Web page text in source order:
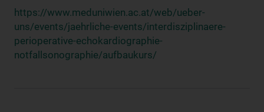
https://www.meduniwien.ac.at/web/ueber-
uns/events/jaehrliche-events/interdisziplinaere-
perioperative-echokardiographie-
notfallsonographie/aufbaukurs/